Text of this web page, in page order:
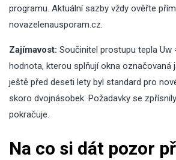
programu. Aktuální sazby vždy ověřte
novazelenausporam.cz.
Zajímavost: Součinitel prostupu tepla Uw
hodnota, kterou splňují okna označovaná
ještě před deseti lety byl standard pro
skoro dvojnásobek. Požadavky se
pokračuje.
Na co si dát pozor